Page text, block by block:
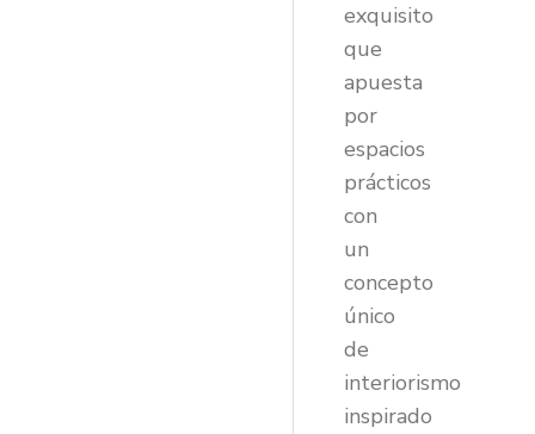
exquisito
que
apuesta
por
espacios
prácticos
con
un
concepto
único
de
interiorismo
inspirado